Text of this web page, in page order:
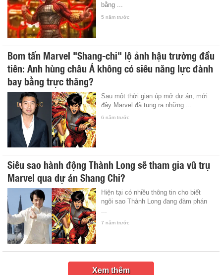
bằng ...
5 năm trước
Bom tấn Marvel "Shang-chi" lộ ảnh hậu trường đầu
tiên: Anh hùng châu Á không có siêu năng lực đành
bay bằng trực thăng?
Sau một thời gian úp mở dự án, mới
đây Marvel đã tung ra những ...
6 năm trước
Siêu sao hành động Thành Long sẽ tham gia vũ trụ
Marvel qua dự án Shang Chi?
Hiện tại có nhiều thông tin cho biết
ngôi sao Thành Long đang đàm phán
7 năm trước
Xem thêm